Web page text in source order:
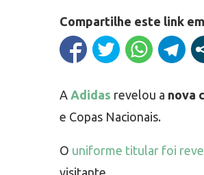
Compartilhe este link
A Adidas revelou a nova
e Copas Nacionais.
O uniforme titular foi
visitante.